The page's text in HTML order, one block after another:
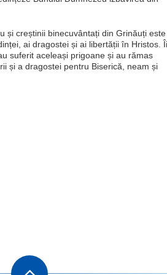
și creștinii binecuvântați din Grinăuți este
ai dragostei și ai libertății în Hristos. Îi
suferit aceleași prigoane și au rămas
și a dragostei pentru Biserică, neam și